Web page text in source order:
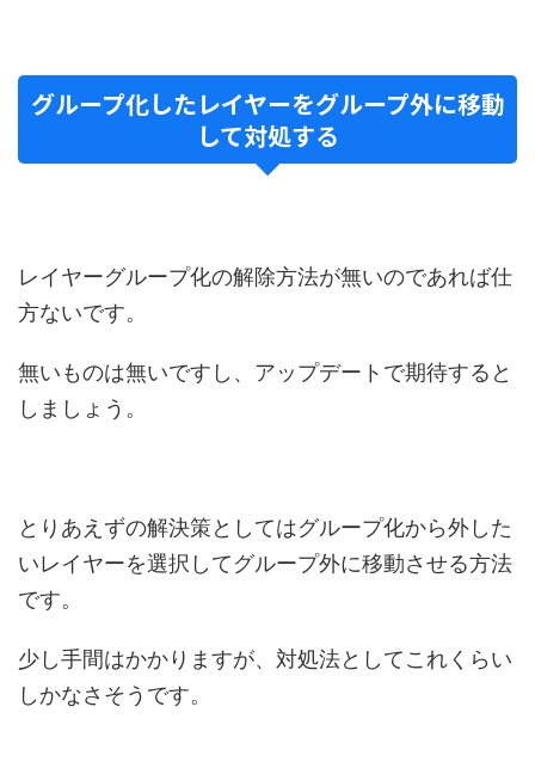
グループ化したレイヤーをグループ外に移動
して対処する
レイヤーグループ化の解除方法が無いのであれば仕
方ないです。
無いものは無いですし、アップデートで期待すると
しましょう。
とりあえずの解決策としてはグループ化から外した
いレイヤーを選択してグループ外に移動させる方法
です。
少し手間はかかりますが、対処法としてこれくらい
しかなさそうです。